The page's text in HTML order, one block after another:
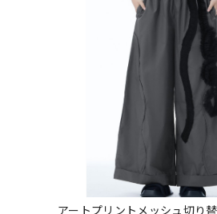
アートプリントメッシュ切り